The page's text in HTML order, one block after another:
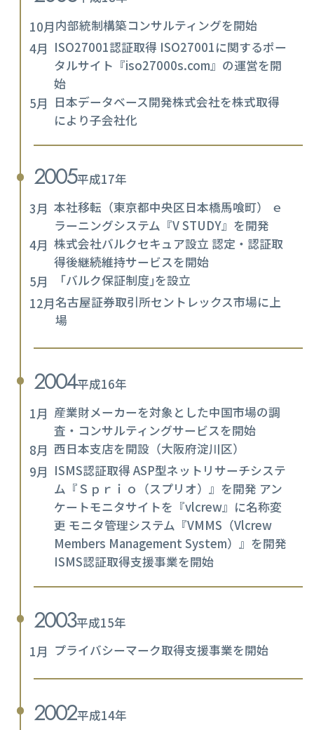
10月内部統制構築コンサルティングを開始
4月 ISO27001認証取得 ISO27001に関するポー
タルサイト『iso27000s.com』の運営を開
始
5月 日本データベース開発株式会社を株式取得
により子会社化
2005平成17年
3月 本社移転（東京都中央区日本橋馬喰町） ｅ
ラーニングシステム『V STUDY』を開発
4月 株式会社バルクセキュア設立 認定・認証取
得後継続維持サービスを開始
5月
「バルク保証制度｣を設立
12月名古屋証券取引所セントレックス市場に上
場
2004平成16年
1月 産業財メーカーを対象とした中国市場の調
査・コンサルティングサービスを開始
8月 西日本支店を開設（大阪府淀川区）
9月 ISMS認証取得 ASP型ネットリサーチシステ
ム『Ｓｐｒｉｏ（スプリオ）』を開発 アン
ケートモニタサイトを『vlcrew』に名称変
更 モニタ管理システム『VMMS（Vlcrew
Members Management System）』を開発
ISMS認証取得支援事業を開始
2003平成15年
1月 プライバシーマーク取得支援事業を開始
2002平成14年